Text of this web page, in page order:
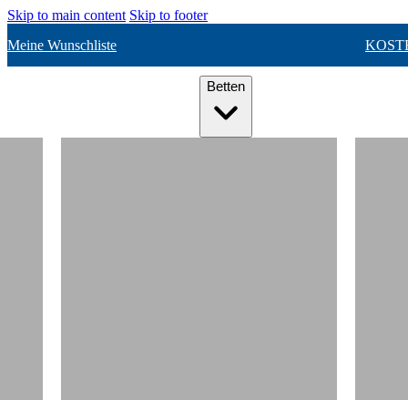
Skip to main content Skip to footer
Meine Wunschliste
Betten